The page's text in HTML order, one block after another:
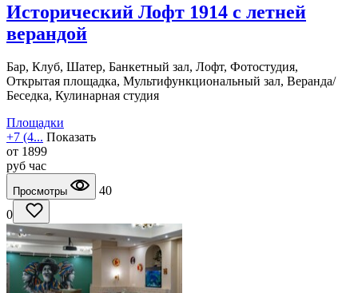
Исторический Лофт 1914 с летней
верандой
Бар, Клуб, Шатер, Банкетный зал, Лофт, Фотостудия,
Открытая площадка, Мультифункциональный зал, Веранда/
Беседка, Кулинарная студия
Площадки
+7 (4... Показать
от 1899
руб час
Просмотры
40
0